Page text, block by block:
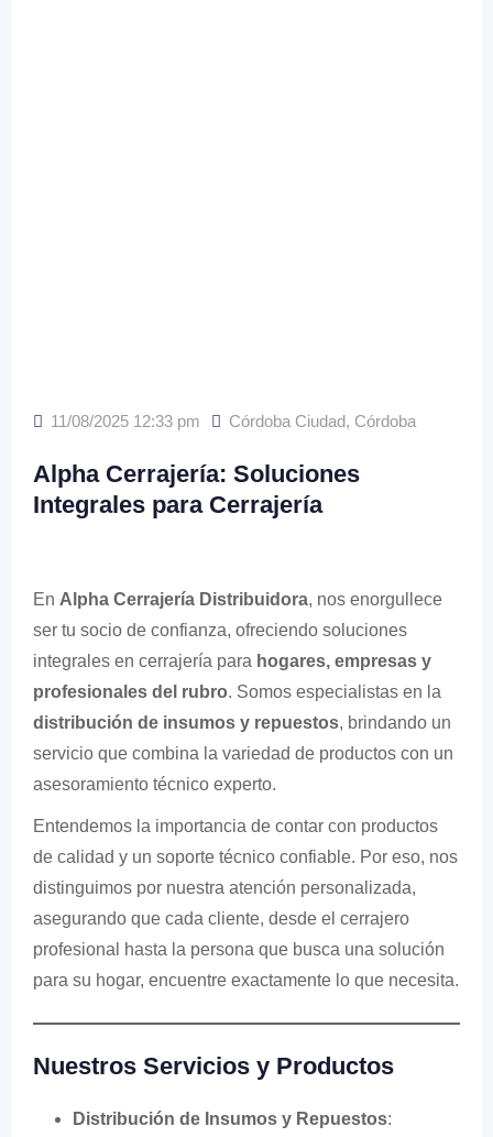
11/08/2025 12:33 pm Córdoba Ciudad, Córdoba
Alpha Cerrajería: Soluciones
Integrales para Cerrajería
En Alpha Cerrajería Distribuidora, nos enorgullece
ser tu socio de confianza, ofreciendo soluciones
integrales en cerrajería para hogares, empresas y
profesionales del rubro. Somos especialistas en la
distribución de insumos y repuestos, brindando un
servicio que combina la variedad de productos con un
asesoramiento técnico experto.
Entendemos la importancia de contar con productos
de calidad y un soporte técnico confiable. Por eso, nos
distinguimos por nuestra atención personalizada,
asegurando que cada cliente, desde el cerrajero
profesional hasta la persona que busca una solución
para su hogar, encuentre exactamente lo que necesita.
Nuestros Servicios y Productos
Distribución de Insumos y Repuestos: